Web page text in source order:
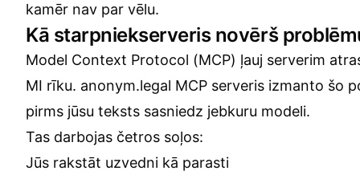
kamēr nav par vēlu.
Kā starpniekserveris novērš
Model Context Protocol (MCP) ļauj serverim
MI rīku. anonym.legal MCP serveris izmanto šo
pirms jūsu teksts sasniedz jebkuru modeli.
Tas darbojas četros soļos:
Jūs rakstāt uzvedni kā parasti